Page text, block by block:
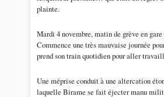
plainte.
Mardi 4 novembre, matin de grève en
Commence une très mauvaise journée
prend son train quotidien pour aller
Une méprise conduit à une altercation
laquelle Birame se fait éjecter manu